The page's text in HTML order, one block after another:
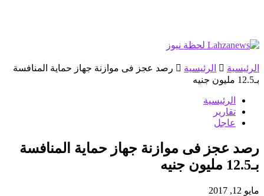
الرئيسية الرئيسية
رصد عجز فى موازنة جهاز حماية المنافسة
بـ12.5 مليون جنيه
الرئيسية
تقارير
عاجل
رصد عجز فى موازنة جهاز حماية المنافسة
بـ12.5 مليون جنيه
مايو 12, 2017